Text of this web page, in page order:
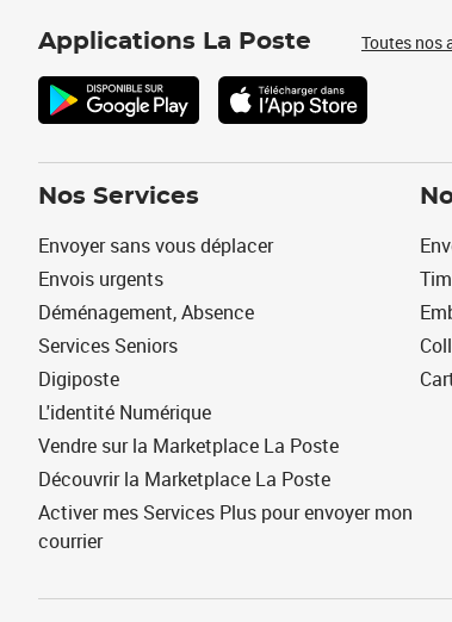
Applications La Poste Toutes nos
Nos Services
Envoyer sans vous déplacer
Envois urgents
Déménagement, Absence
Services Seniors
Digiposte
L'identité Numérique
Vendre sur la Marketplace La Poste
Découvrir la Marketplace La Poste
Activer mes Services Plus pour envoyer mon
courrier